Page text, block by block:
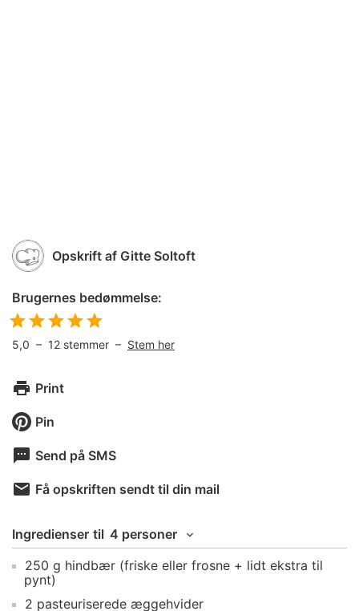
Opskrift af Gitte Soltoft
Brugernes bedømmelse:
5,0 – 12 stemmer – Stem her
Print
Pin
Send på SMS
Få opskriften sendt til din mail
Ingredienser til 4 personer
250 g hindbær (friske eller frosne + lidt ekstra til
pynt)
2 pasteuriserede æggehvider